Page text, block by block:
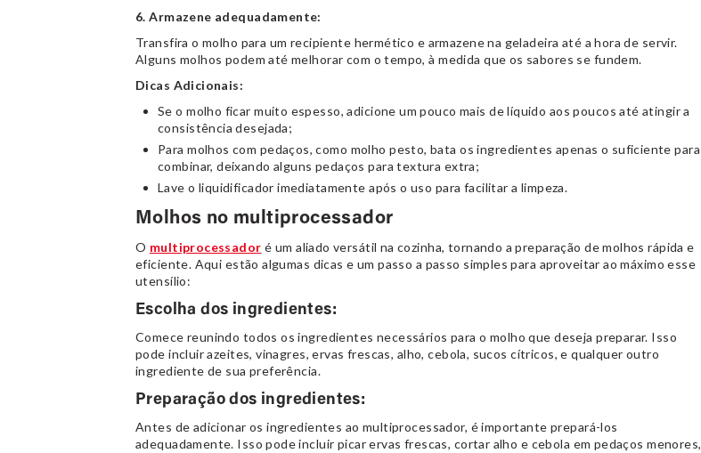
6. Armazene adequadamente:
Transfira o molho para um recipiente hermético e armazene na geladeira até a hora de servir.
Alguns molhos podem até melhorar com o tempo, à medida que os sabores se fundem.
Dicas Adicionais:
Se o molho ficar muito espesso, adicione um pouco mais de líquido aos poucos até atingir a
consistência desejada;
Para molhos com pedaços, como molho pesto, bata os ingredientes apenas o suficiente para
combinar, deixando alguns pedaços para textura extra;
Lave o liquidificador imediatamente após o uso para facilitar a limpeza.
Molhos no multiprocessador
O multiprocessador é um aliado versátil na cozinha, tornando a preparação de molhos rápida e
eficiente. Aqui estão algumas dicas e um passo a passo simples para aproveitar ao máximo esse
utensílio:
Escolha dos ingredientes:
Comece reunindo todos os ingredientes necessários para o molho que deseja preparar. Isso
pode incluir azeites, vinagres, ervas frescas, alho, cebola, sucos cítricos, e qualquer outro
ingrediente de sua preferência.
Preparação dos ingredientes:
Antes de adicionar os ingredientes ao multiprocessador, é importante prepará-los
adequadamente. Isso pode incluir picar ervas frescas, cortar alho e cebola em pedaços menores,